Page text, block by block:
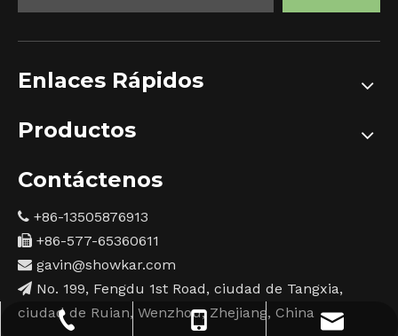
Enlaces Rápidos
Productos
+86-577-65360611
+86-13505876913
gavin@showkar.com
Contáctenos
 +86-13505876913
 +86-577-65360611
 gavin@showkar.com
 No. 199, Fengdu 1st Road, ciudad de Tangxia,
ciudad de Ruian, Wenzhou, Zhejiang, China